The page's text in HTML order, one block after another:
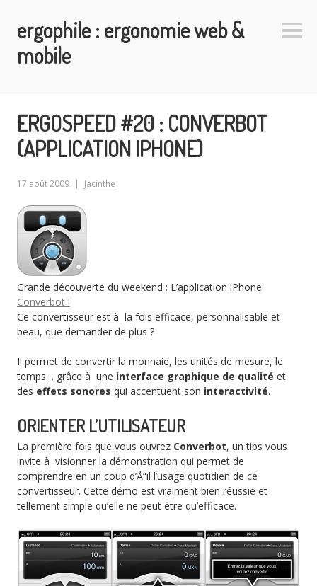
contenu
principal
ergophile : ergonomie web &
mobile
ERGOSPEED #20 : CONVERBOT
(APPLICATION IPHONE)
17 août 2009 Jacinthe
Grande découverte du weekend : L’application iPhone
Converbot !
Ce convertisseur est à la fois efficace, personnalisable et
beau, que demander de plus ?
Il permet de convertir la monnaie, les unités de mesure, le
temps… grâce à une interface graphique de qualité et
des effets sonores qui accentuent son interactivité.
ORIENTER L’UTILISATEUR
La première fois que vous ouvrez Converbot, un tips vous
invite à visionner la démonstration qui permet de
comprendre en un coup d’Å“il l’usage quotidien de ce
convertisseur. Cette démo est vraiment bien réussie et
tellement simple qu’elle ne peut être qu’efficace.